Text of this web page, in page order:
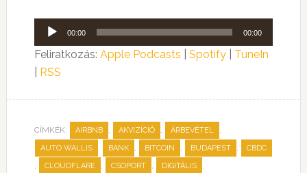
Audió
lejátszó
00:00 00:00
Feliratkozás: Apple Podcasts Spotify| TuneIn
RSS
CÍMKÉK: AIRBNB , AKVIZÍCIÓ , ÁRBEVÉTEL ,
AUTO WALLIS , BANK , BITCOIN , BUDAPEST , CBDC
, CLOUDFLARE , CSOPORT , DIGITÁLIS ,